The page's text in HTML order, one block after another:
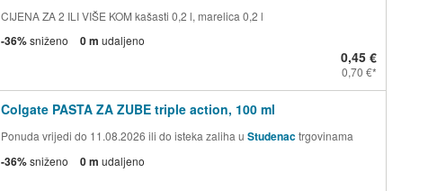
CIJENA ZA 2 ILI VIŠE KOM kašasti 0,2 l, marelica 0,2 l
-36%sniženo 0 m udaljeno
0,45 €
0,70 €
Colgate PASTA ZA ZUBE triple action, 100 ml
Ponuda vrijedi do 11.08.2026 ili do isteka zaliha u Studenactrgovinama
-36%sniženo 0 m udaljeno